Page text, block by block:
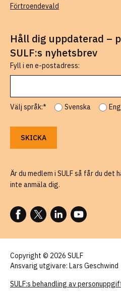
Förtroendevald
Håll dig uppdaterad –
SULF:s nyhetsbrev
Fyll i en e-postadress:
Välj språk:* Svenska
Är du medlem i SULF så får du det
inte anmäla dig.
FÖLJ OSS PÅ FACEBOOK
FÖLJ OSS PÅ X
FÖLJ OSS PÅFÖLJ OSS PÅ
Copyright © 2026 SULF
Ansvarig utgivare: Lars Geschwind
SULF:s behandling av